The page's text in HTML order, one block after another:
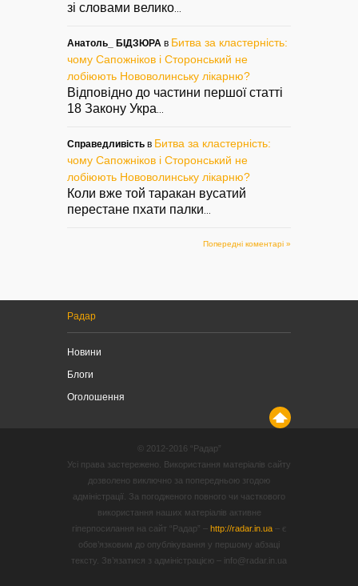
зі словами велико...
Анатоль_ БІДЗЮРА в Битва за кластерність:
чому Сапожніков і Сторонський не
лобіюють Нововолинську лікарню?
Відповідно до частини першої статті
18 Закону Укра...
Справедливість в Битва за кластерність:
чому Сапожніков і Сторонський не
лобіюють Нововолинську лікарню?
Коли вже той таракан вусатий
перестане пхати палки...
Попередні коментарі »
Радар
Новини
Блоги
Оголошення
© 2012-2016 “Радар”
Усі права застережено. Використання матеріалів сайту
дозволено виключно за попередньою згодою
адміністрації. За погодженого повного чи часткового
використання наших матеріалів активне
гіперпосилання на сайт “Радар” – http://radar.in.ua– є
обов’язковим до опублікування у першому абзаці
тексту. Зв’язатися з адміністрацією – info@radar.in.ua